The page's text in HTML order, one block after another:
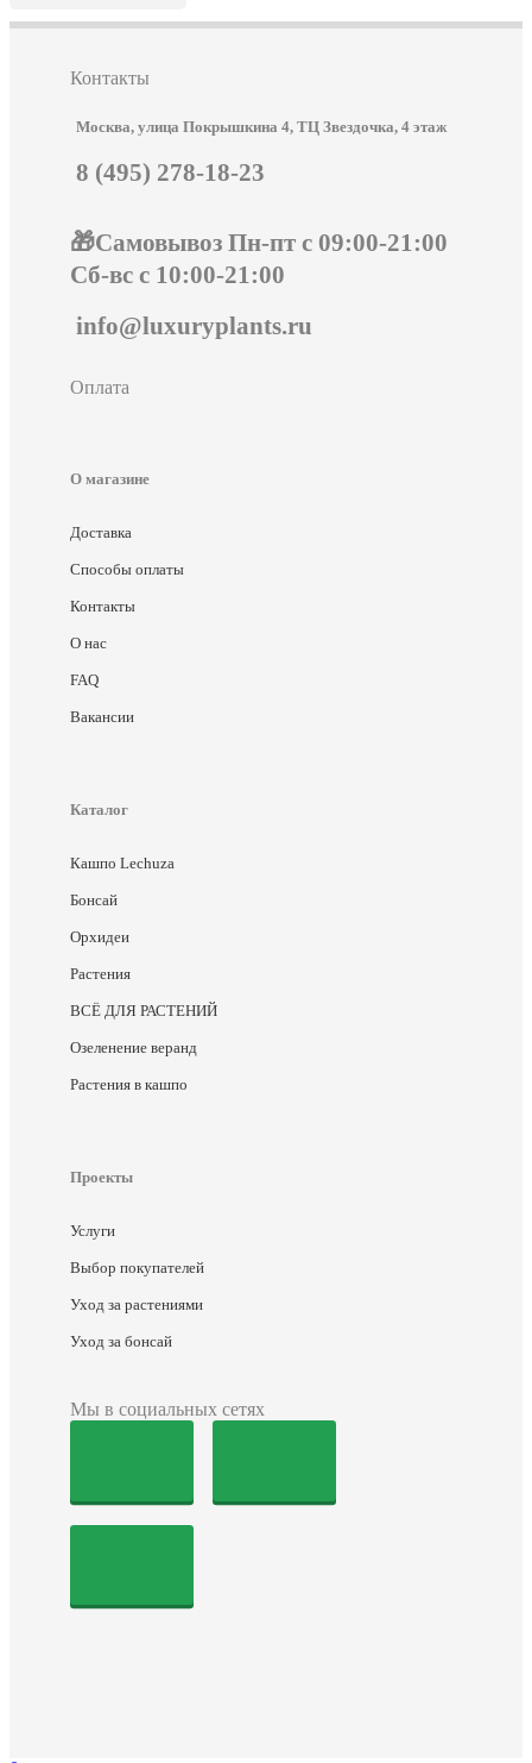
Контакты
Москва, улица Покрышкина 4, ТЦ Звездочка, 4 этаж
8 (495) 278-18-23
🎁Самовывоз Пн-пт с 09:00-21:00
Сб-вс с 10:00-21:00
info@luxuryplants.ru
Оплата
О магазине
Доставка
Способы оплаты
Контакты
О нас
FAQ
Вакансии
Каталог
Кашпо Lechuza
Бонсай
Орхидеи
Растения
ВСЁ ДЛЯ РАСТЕНИЙ
Озеленение веранд
Растения в кашпо
Проекты
Услуги
Выбор покупателей
Уход за растениями
Уход за бонсай
Мы в социальных сетях